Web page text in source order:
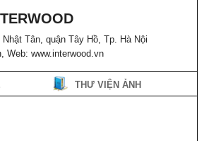
Tân, quận Tây Hồ, Tp. Hà Nội
Web: www.interwood.vn
THƯ VIỆN ẢNH